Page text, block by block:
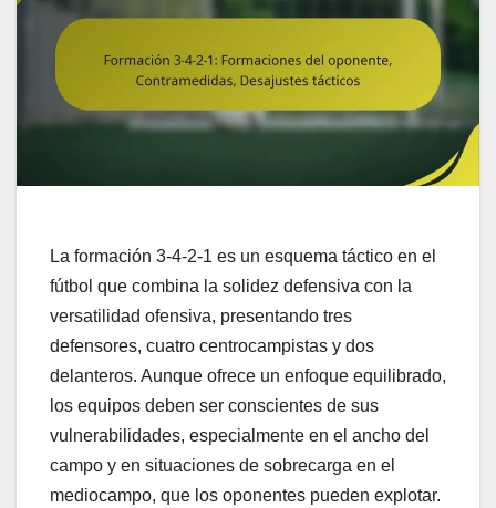
La formación 3-4-2-1 es un esquema táctico en el
fútbol que combina la solidez defensiva con la
versatilidad ofensiva, presentando tres
defensores, cuatro centrocampistas y dos
delanteros. Aunque ofrece un enfoque equilibrado,
los equipos deben ser conscientes de sus
vulnerabilidades, especialmente en el ancho del
campo y en situaciones de sobrecarga en el
mediocampo, que los oponentes pueden explotar.